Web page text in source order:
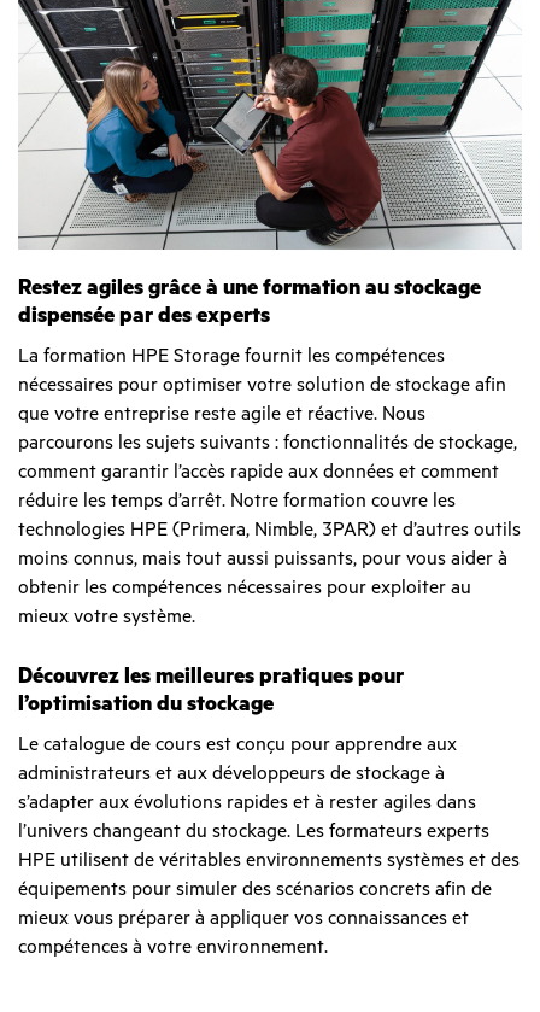
Restez agiles grâce à une formation au stockage
dispensée par des experts
La formation HPE Storage fournit les compétences
nécessaires pour optimiser votre solution de stockage afin
que votre entreprise reste agile et réactive. Nous
parcourons les sujets suivants : fonctionnalités de stockage,
comment garantir l’accès rapide aux données et comment
réduire les temps d’arrêt. Notre formation couvre les
technologies HPE (Primera, Nimble, 3PAR) et d’autres outils
moins connus, mais tout aussi puissants, pour vous aider à
obtenir les compétences nécessaires pour exploiter au
mieux votre système.
Découvrez les meilleures pratiques pour
l’optimisation du stockage
Le catalogue de cours est conçu pour apprendre aux
administrateurs et aux développeurs de stockage à
s’adapter aux évolutions rapides et à rester agiles dans
l’univers changeant du stockage. Les formateurs experts
HPE utilisent de véritables environnements systèmes et des
équipements pour simuler des scénarios concrets afin de
mieux vous préparer à appliquer vos connaissances et
compétences à votre environnement.